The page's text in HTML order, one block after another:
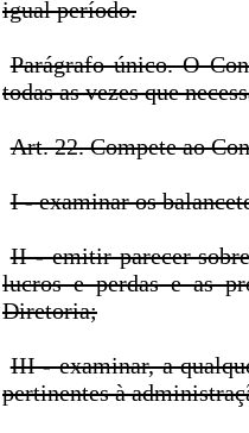
igual período.
Parágrafo único. O
todas as vezes que
Art. 22. Compete ao
I - examinar os
II - emitir parecer
lucros e perdas e as
Diretoria;
III - examinar, a
pertinentes à